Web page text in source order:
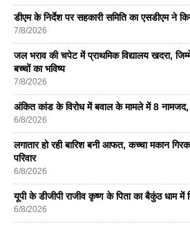
डीएम के निर्देश पर सहकारी समिति का एसडीएम ने
7/8/2026
जल भराव की चपेट में प्राथमिक विद्यालय खदरा,
बच्चों का भविष्य
7/8/2026
अंकित कांड के विरोध में बवाल के मामले में 8 नामजद,
6/8/2026
लगातार हो रही बारिश बनी आफत, कच्चा मकान
परिवार
6/8/2026
यूपी के डीजीपी राजीव कृष्ण के पिता का बैकुंठ धाम में
6/8/2026